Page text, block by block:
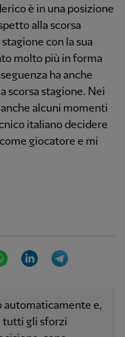
è in una posizione
alla scorsa
con la sua
molto più in forma
ha anche
scorsa stagione. Nei
alcuni momenti
italiano decidere
giocatore e mi
WhatsAppLinkedIn
automaticamente e,
tutti gli sforzi